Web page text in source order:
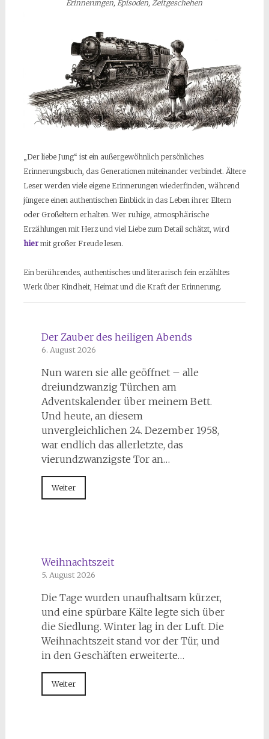
Erinnerungen, Episoden, Zeitgeschehen
„Der liebe Jung“ ist ein außergewöhnlich persönliches
Erinnerungsbuch, das Generationen miteinander verbindet. Ältere
Leser werden viele eigene Erinnerungen wiederfinden, während
jüngere einen authentischen Einblick in das Leben ihrer Eltern
oder Großeltern erhalten. Wer ruhige, atmosphärische
Erzählungen mit Herz und viel Liebe zum Detail schätzt, wird
hiermit großer Freude lesen.
Ein berührendes, authentisches und literarisch fein erzähltes
Werk über Kindheit, Heimat und die Kraft der Erinnerung.
Der Zauber des heiligen Abends
6. August 2026
Nun waren sie alle geöffnet – alle
dreiundzwanzig Türchen am
Adventskalender über meinem Bett.
Und heute, an diesem
unvergleichlichen 24. Dezember 1958,
war endlich das allerletzte, das
vierundzwanzigste Tor an…
Weiter
Weihnachtszeit
5. August 2026
Die Tage wurden unaufhaltsam kürzer,
und eine spürbare Kälte legte sich über
die Siedlung. Winter lag in der Luft. Die
Weihnachtszeit stand vor der Tür, und
in den Geschäften erweiterte…
Weiter